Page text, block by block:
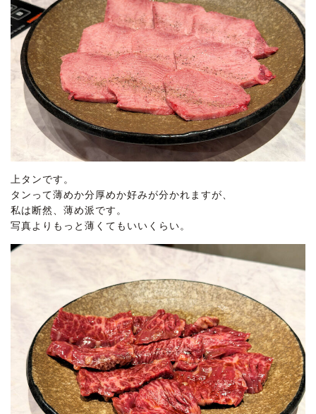
上タンです。
タンって薄めか分厚めか好みが分かれますが、
私は断然、薄め派です。
写真よりもっと薄くてもいいくらい。